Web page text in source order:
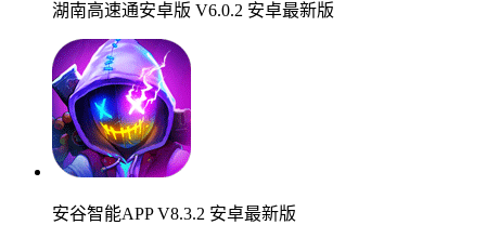
湖南高速通安卓版 V6.0.2 安卓最新版
安谷智能APP V8.3.2 安卓最新版